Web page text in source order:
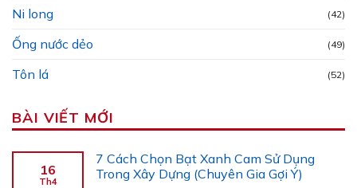
Ni long (42)
Ống nước dẻo (49)
Tôn lá (52)
BÀI VIẾT MỚI
16
Th4
7 Cách Chọn Bạt Xanh Cam Sử Dụng
Trong Xây Dựng (Chuyên Gia Gợi Ý)